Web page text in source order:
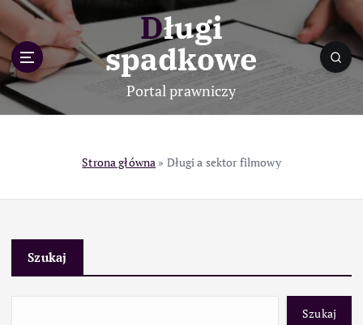
p
o
c
Długi
spadkowe
Portal prawniczy
Strona główna » Długi a sektor filmowy
Szukaj
Szukaj